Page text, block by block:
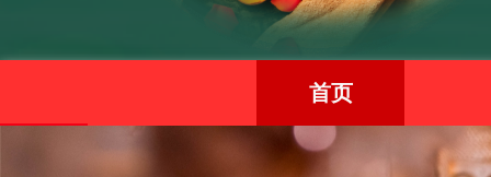
首页